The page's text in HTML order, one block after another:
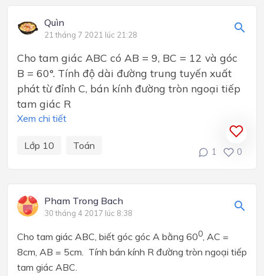
Quìn
21 tháng 7 2021 lúc 21:28
Cho tam giác ABC có AB = 9, BC = 12 và góc
B = 60°. Tính độ dài đường trung tuyến xuất
phát từ đỉnh C, bán kính đường tròn ngoại tiếp
tam giác R
Xem chi tiết
Lớp 10 Toán
1 0
Pham Trong Bach
30 tháng 4 2017 lúc 8:38
Cho tam giác ABC, biết góc góc A bằng 600, AC =
8cm, AB = 5cm. Tính bán kính R đường tròn ngoại tiếp
tam giác ABC.